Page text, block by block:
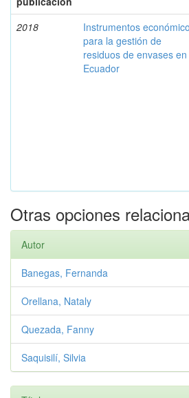
2018
Instrumentos
para la gestión de
residuos de envases en
Ecuador
Otras opciones
Autor
Banegas, Fernanda
Orellana, Nataly
Quezada, Fanny
Saquisilí, Silvia